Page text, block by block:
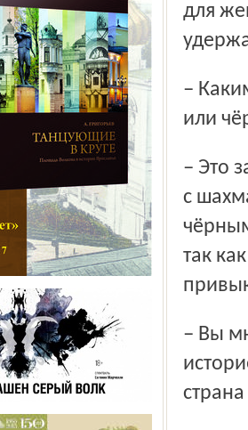
для
– Какими фигурами вы предпочитаете играть – белыми
или
– Это зависит от ситуации и от противника. Если сражаюсь
с
так
– Вы много говорили о России, о том, что увлекаетесь её